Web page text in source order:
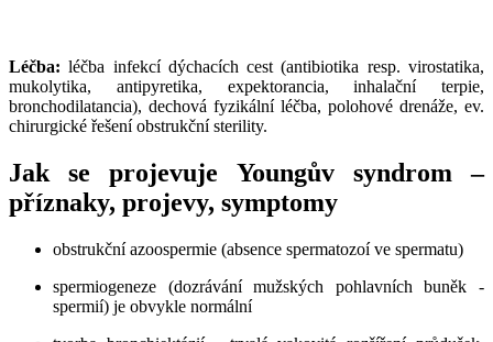
Léčba: léčba infekcí dýchacích cest (antibiotika resp. virostatika,
mukolytika, antipyretika, expektorancia, inhalační terpie,
bronchodilatancia), dechová fyzikální léčba, polohové drenáže, ev.
chirurgické řešení obstrukční sterility.
Jak se projevuje Youngův syndrom –
příznaky, projevy, symptomy
obstrukční azoospermie (absence spermatozoí ve spermatu)
spermiogeneze (dozrávání mužských pohlavních buněk -
spermií) je obvykle normální